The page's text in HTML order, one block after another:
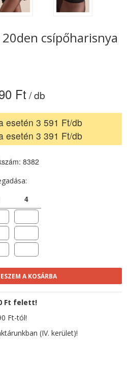
csípőharisnya
Ft / db
esetén 3 591 Ft/db
esetén 3 391 Ft/db
8382
4
A KOSÁRBA
Ft felett!
Ft-tól!
(IV. kerület)!